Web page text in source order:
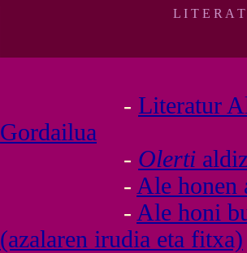
L I T E R A
- Literatur
Gordailua
- Olerti
- Ale honen
- Ale honi
(azalaren irudia eta fitxa)